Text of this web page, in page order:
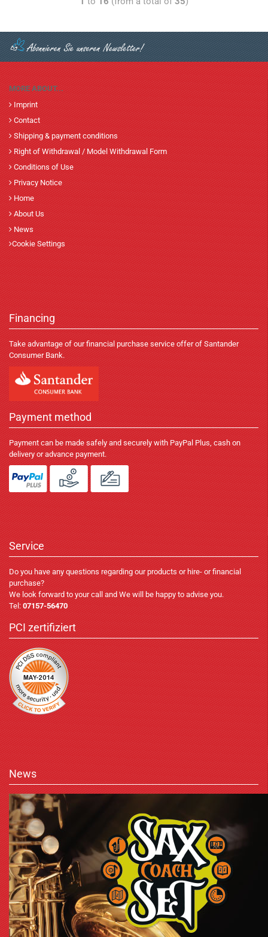
MORE ABOUT...
Imprint
Contact
Shipping & payment conditions
Right of Withdrawal / Model Withdrawal Form
Conditions of Use
Privacy Notice
Home
About Us
News
Cookie Settings
Financing
Take advantage of our financial purchase service offer of Santander
Consumer Bank.
Payment method
Payment can be made safely and securely with PayPal Plus, cash on
delivery or advance payment.
Service
Do you have any questions regarding our products or hire- or financial
purchase?
We look forward to your call and We will be happy to advise you.
Tel: 07157-56470
PCI zertifiziert
News